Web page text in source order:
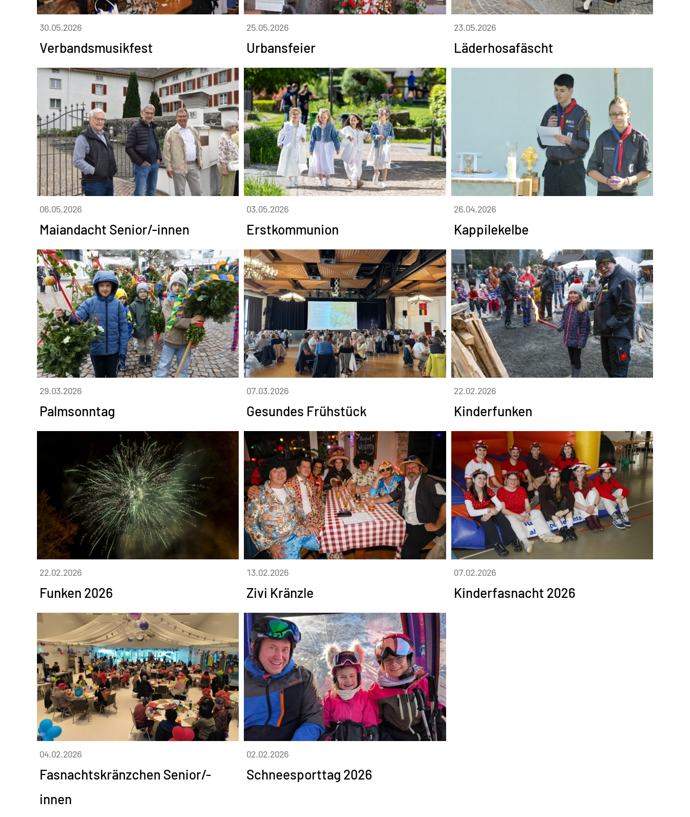
30.05.2026
Verbandsmusikfest
25.05.2026
Urbansfeier
23.05.2026
Läderhosafäscht
06.05.2026
Maiandacht Senior/-innen
03.05.2026
Erstkommunion
26.04.2026
Kappilekelbe
29.03.2026
Palmsonntag
07.03.2026
Gesundes Frühstück
22.02.2026
Kinderfunken
22.02.2026
Funken 2026
13.02.2026
Zivi Kränzle
07.02.2026
Kinderfasnacht 2026
04.02.2026
Fasnachtskränzchen Senior/-
innen
02.02.2026
Schneesporttag 2026